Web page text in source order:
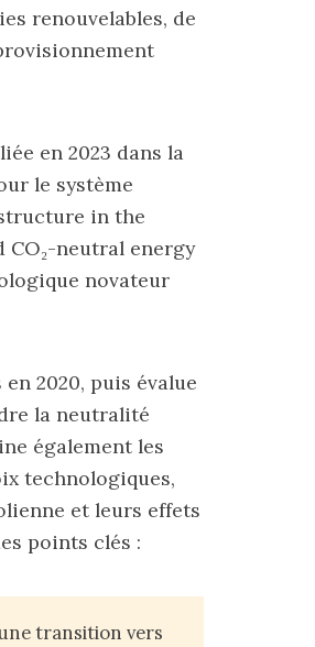
renouvelables, de
en 2023 dans la
le système
in the
neutral energy
novateur
2020, puis évalue
la neutralité
également les
technologiques,
et leurs effets
points clés :
transition vers